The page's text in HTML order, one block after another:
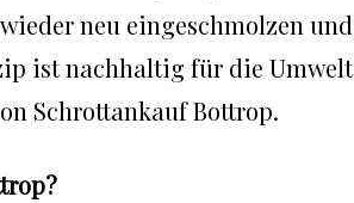
neu eingeschmolzen und
ist nachhaltig für die Umwelt
Schrottankauf Bottrop.